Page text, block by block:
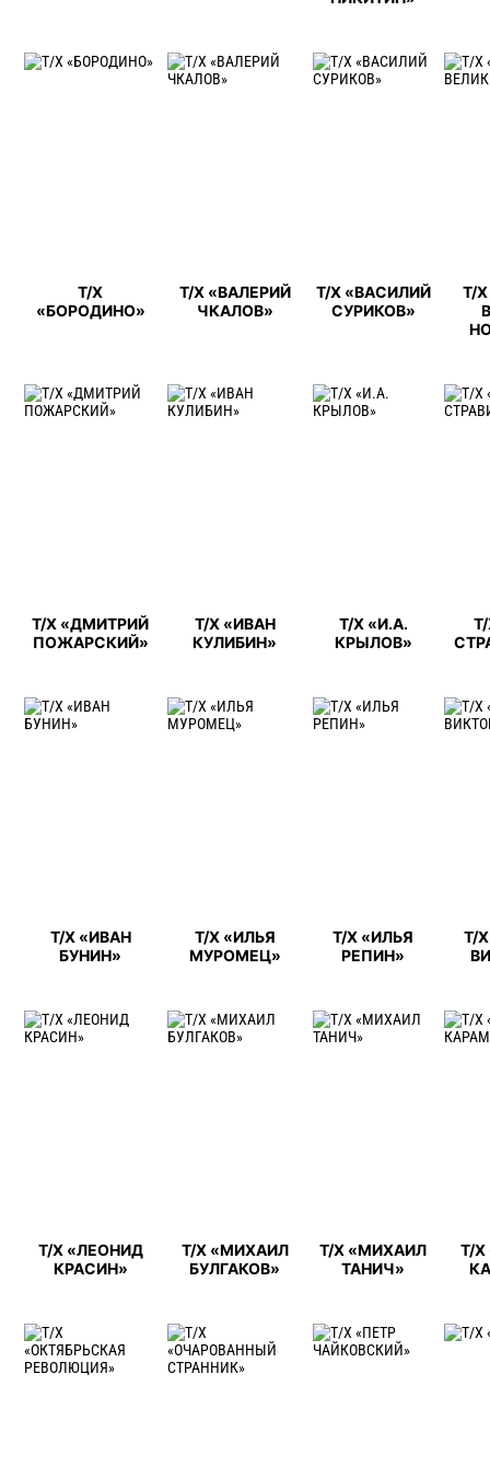
Т/Х
«БОРОДИНО»
Т/Х «ВАЛЕРИЙ
ЧКАЛОВ»
Т/Х «ВАСИЛИЙ
СУРИКОВ»
Т/Х
Т/Х «ДМИТРИЙ
ПОЖАРСКИЙ»
Т/Х «ИВАН
КУЛИБИН»
Т/Х «И.А.
КРЫЛОВ»
Т/Х «ИВАН
БУНИН»
Т/Х «ИЛЬЯ
МУРОМЕЦ»
Т/Х «ИЛЬЯ
РЕПИН»
Т/
Т/Х «ЛЕОНИД
КРАСИН»
Т/Х «МИХАИЛ
БУЛГАКОВ»
Т/Х «МИХАИЛ
ТАНИЧ»
Т/